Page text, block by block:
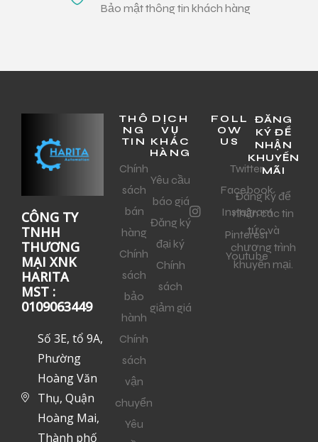
Bảo mật thông tin khách hàng
CÔNG TY
TNHH
THƯƠNG
MẠI XNK
HARITA
MST :
0109063449
Số 3E, tổ 9A,
Phường
Hoàng Văn
Thụ, Quận
Hoàng Mai,
Thành phố
THÔ
NG
TIN
Chính
sách
bán
hàng
Chính
sách
bảo
hành
Chính
sách
vận
chuyển
Yêu
DỊCH
VỤ
KHÁC
HÀNG
Yêu cầu
báo giá
Đăng ký
đại ký
Chính
sách
giảm giá
FOLL
OW
US
Twitter
Facebook
Instagram
Pinterest
Youtube
ĐĂNG
KÝ ĐỂ
NHẬN
KHUYẾN
MÃI
Đăng ký để
nhận các tin
tức và
chương trình
khuyến mại.